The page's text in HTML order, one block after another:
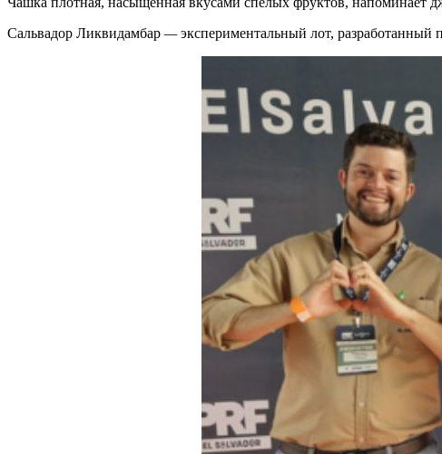
Сальвадор Ликвидамбар —экспериментальный лот, разработанный